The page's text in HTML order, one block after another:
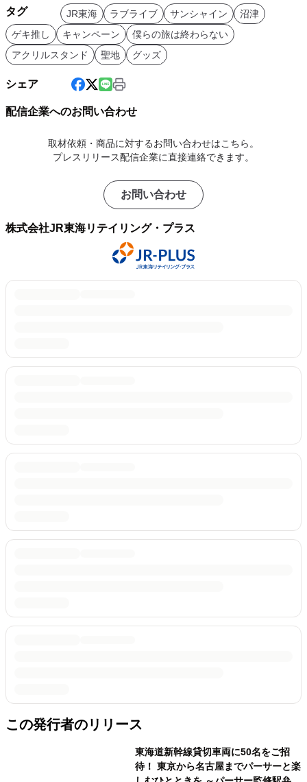
タグ JR東海 ラブライブ サンシャイン
沼津
ゲキ推し
キャンペーン
僕らの旅は終わらない
アクリルスタンド
聖地 グッズ
シェア
配信企業へのお問い合わせ
取材依頼・商品に対するお問い合わせはこちら。
プレスリリース配信企業に直接連絡できます。
お問い合わせ
株式会社JR東海リテイリング・プラス
この発行者のリリース
東海道新幹線貸切車両に50名をご招
待！ 東京から名古屋までパーサーと楽